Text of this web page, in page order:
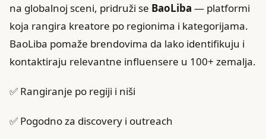
na globalnoj sceni, pridruži se BaoLiba — platformi
koja rangira kreatore po regionima i kategorijama.
BaoLiba pomaže brendovima da lako identifikuju i
kontaktiraju relevantne influensere u 100+ zemalja.
✅ Rangiranje po regiji i niši
✅ Pogodno za discovery i outreach